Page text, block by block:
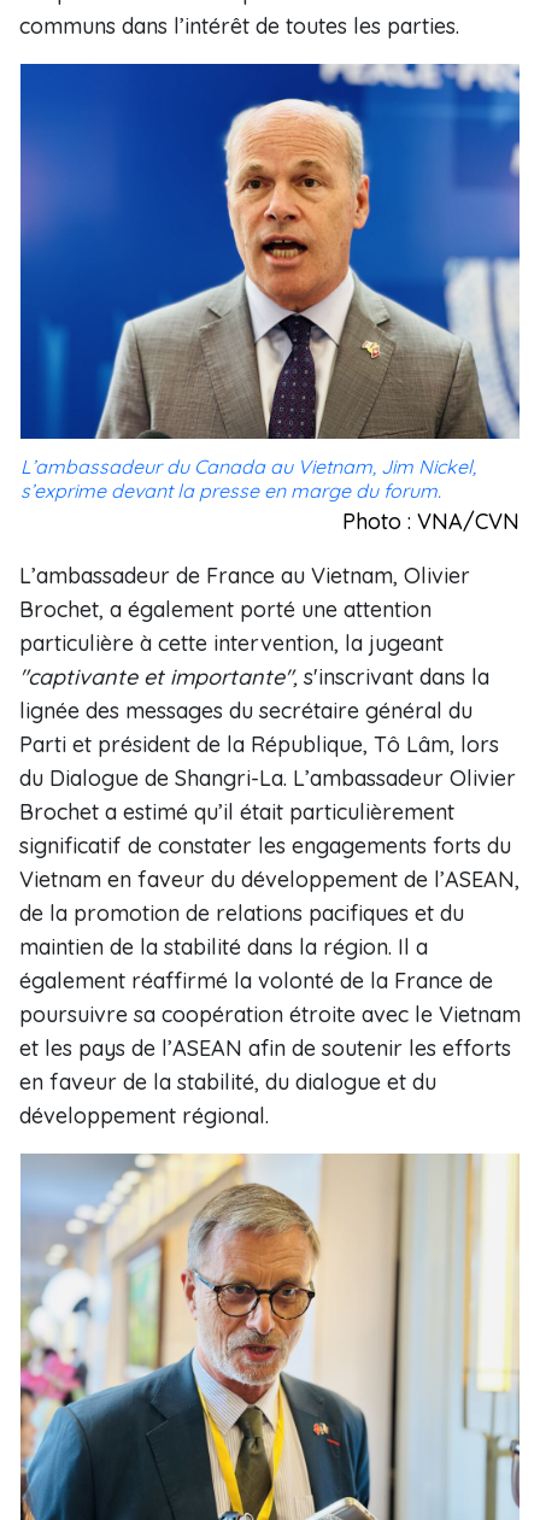
communs dans l’intérêt de toutes les parties.
L’ambassadeur du Canada au Vietnam, Jim Nickel,
s’exprime devant la presse en marge du forum.
Photo : VNA/CVN
L’ambassadeur de France au Vietnam, Olivier
Brochet, a également porté une attention
particulière à cette intervention, la jugeant
"captivante et importante", s'inscrivant dans la
lignée des messages du secrétaire général du
Parti et président de la République, Tô Lâm, lors
du Dialogue de Shangri-La. L’ambassadeur Olivier
Brochet a estimé qu’il était particulièrement
significatif de constater les engagements forts du
Vietnam en faveur du développement de l’ASEAN,
de la promotion de relations pacifiques et du
maintien de la stabilité dans la région. Il a
également réaffirmé la volonté de la France de
poursuivre sa coopération étroite avec le Vietnam
et les pays de l’ASEAN afin de soutenir les efforts
en faveur de la stabilité, du dialogue et du
développement régional.